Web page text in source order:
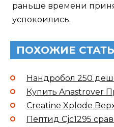
раньше времени
успокоились.
ПОХОЖИЕ
Нандробол 250
Купить Anastrover
Creatine Xplode
Пептид Cjc1295